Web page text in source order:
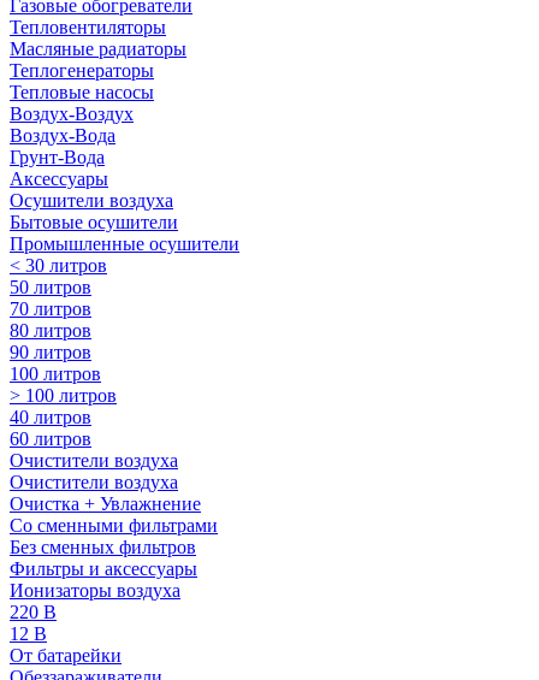
Газовые обогреватели
Тепловентиляторы
Масляные радиаторы
Теплогенераторы
Тепловые насосы
Воздух-Воздух
Воздух-Вода
Грунт-Вода
Аксессуары
Осушители воздуха
Бытовые осушители
Промышленные осушители
< 30 литров
50 литров
70 литров
80 литров
90 литров
100 литров
> 100 литров
40 литров
60 литров
Очистители воздуха
Очистители воздуха
Очистка + Увлажнение
Cо сменными фильтрами
Без сменных фильтров
Фильтры и аксессуары
Ионизаторы воздуха
220 В
12 В
От батарейки